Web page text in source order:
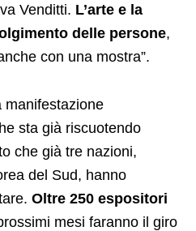
Venditti. L’arte e la
delle persone,
con una mostra”.
manifestazione
sta già riscuotendo
che già tre nazioni,
del Sud, hanno
Oltre 250 espositori
mesi faranno il giro